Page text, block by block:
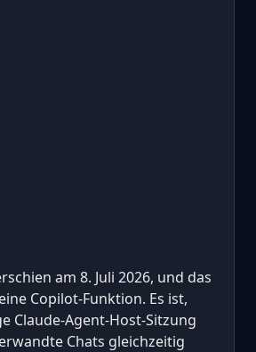
am 8. Juli 2026, und das
Copilot-Funktion. Es ist,
Claude-Agent-Host-Sitzung
Chats gleichzeitig